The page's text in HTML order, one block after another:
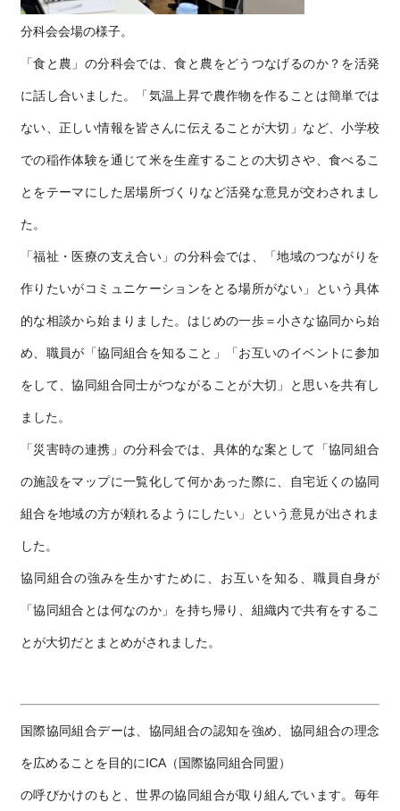
分科会会場の様子。
「食と農」の分科会では、食と農をどうつなげるのか？を活発
に話し合いました。「気温上昇で農作物を作ることは簡単では
ない、正しい情報を皆さんに伝えることが大切」など、小学校
での稲作体験を通じて米を生産することの大切さや、食べるこ
とをテーマにした居場所づくりなど活発な意見が交わされまし
た。
「福祉・医療の支え合い」の分科会では、「地域のつながりを
作りたいがコミュニケーションをとる場所がない」という具体
的な相談から始まりました。はじめの一歩＝小さな協同から始
め、職員が「協同組合を知ること」「お互いのイベントに参加
をして、協同組合同士がつながることが大切」と思いを共有し
ました。
「災害時の連携」の分科会では、具体的な案として 「協同組合
の施設をマップに一覧化して何かあった際に、自宅近くの協同
組合を地域の方が頼れるようにしたい」という意見が出されま
した。
協同組合の強みを生かすために、お互いを知る、職員自身が
「協同組合とは何なのか」を持ち帰り、組織内で共有をするこ
とが大切だとまとめがされました。
国際協同組合デーは、協同組合の認知を強め、協同組合の理念
を広めることを目的にICA（国際協同組合同盟）
の呼びかけのもと、世界の協同組合が取り組んでいます。毎年